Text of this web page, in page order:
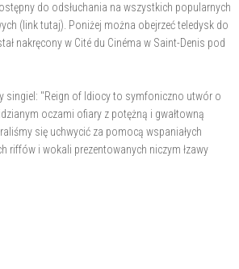
do odsłuchania na wszystkich popularnych
(link tutaj). Poniżej można obejrzeć teledysk do
nakręcony w Cité du Cinéma w Saint-Denis pod
singiel: "Reign of Idiocy to symfoniczno utwór o
oczami ofiary z potężną i gwałtowną
się uchwycić za pomocą wspaniałych
riffów i wokali prezentowanych niczym łzawy